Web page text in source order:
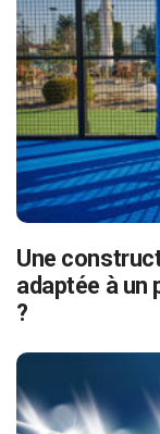
Une
adaptée à un
?